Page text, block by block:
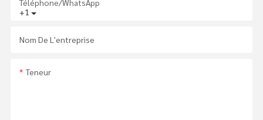
+1
Téléphone/WhatsApp
Nom De L'entreprise
Teneur